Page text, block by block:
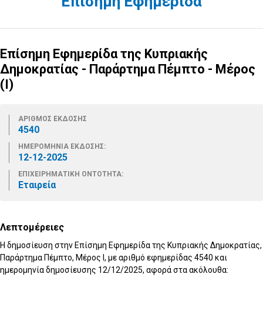
Επίσημη Εφημερίδα της Κυπριακής
Δημοκρατίας - Παράρτημα Πέμπτο - Μέρος
(Ι)
ΑΡΙΘΜΟΣ ΕΚΔΟΣΗΣ
4540
ΗΜΕΡΟΜΗΝΙΑ ΕΚΔΟΣΗΣ:
12-12-2025
ΕΠΙΧΕΙΡΗΜΑΤΙΚΗ ΟΝΤΟΤΗΤΑ:
Εταιρεία
Λεπτομέρειες
Η δημοσίευση στην Επίσημη Εφημερίδα της Κυπριακής Δημοκρατίας,
Παράρτημα Πέμπτο, Μέρος I, με αριθμό εφημερίδας 4540 και
ημερομηνία δημοσίευσης 12/12/2025, αφορά στα ακόλουθα: